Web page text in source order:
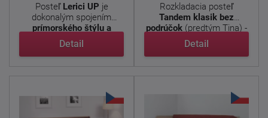
Posteľ Lerici UP je
dokonalým spojením
prímorského štýlu a
modernej ...
Detail
Rozkladacia posteľ
Tandem klasik bez
podrúčok (predtým Tina) -
ľavé ...
Detail